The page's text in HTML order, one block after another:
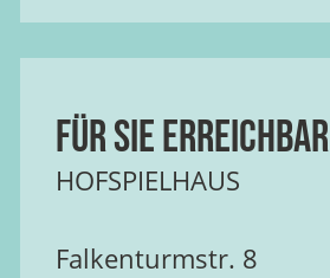
Für Sie erreichbar
HOFSPIELHAUS
Falkenturmstr. 8